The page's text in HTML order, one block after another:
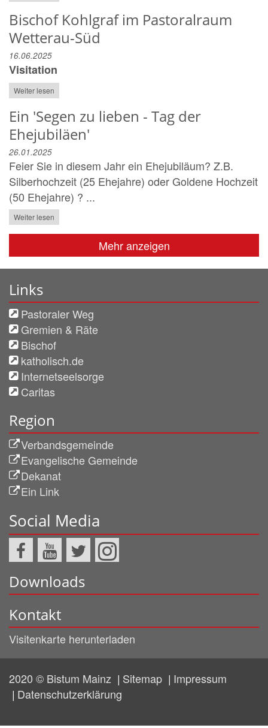
Bischof Kohlgraf im Pastoralraum
Wetterau-Süd
16.06.2025
Visitation
Weiter lesen
Ein 'Segen zu lieben - Tag der
Ehejubiläen'
26.01.2025
Feier Sie in diesem Jahr ein Ehejubiläum? Z.B.
Silberhochzeit (25 Ehejahre) oder Goldene Hochzeit
(50 Ehejahre) ? ...
Weiter lesen
Mehr anzeigen
Links
Pastoraler Weg
Gremien & Räte
Bischof
katholisch.de
Internetseelsorge
Caritas
Region
Verbandsgemeinde
Evangelische Gemeinde
Dekanat
Ein Link
Social Media
Downloads
Kontakt
Visitenkarte herunterladen
2020 © Bistum Mainz Sitemap
Impressum
Datenschutzerklärung